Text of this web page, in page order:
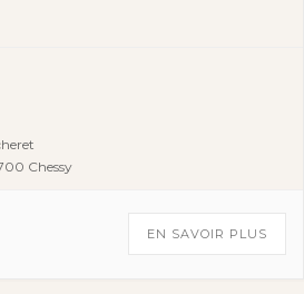
Chessy
EN SAVOIR PLUS